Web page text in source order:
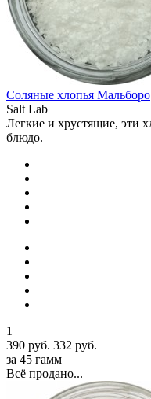
Соляные хлопья Мальборо
Salt Lab
Легкие и хрустящие, эти
блюдо.
1
390 руб. 332 руб.
за 45 гамм
Всё продано...